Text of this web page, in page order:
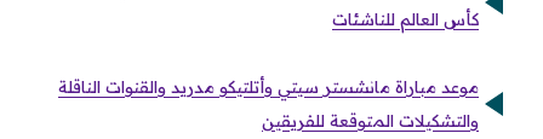
كأس العالم للناشئات
موعد مباراة مانشستر سيتي وأتلتيكو مدريد والقنوات الناقلة
والتشكيلات المتوقعة للفريقين